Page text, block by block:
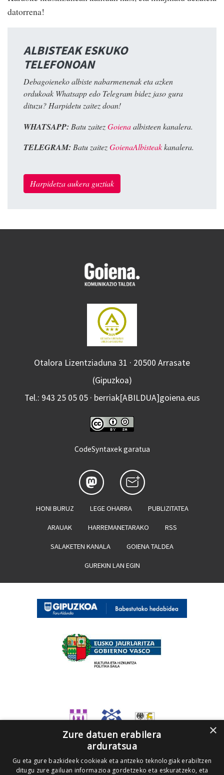
datorrena!
ALBISTEAK ESKUKO
TELEFONOAN
Debagoieneko albiste nabarmenenak eta azken
ordukoak Whatsapp edo Telegram bidez jaso gura
dituzu? Harpidetu zaitez doan!
WHATSAPP: Batu zaitezGoienaalbisteen kanalera.
TELEGRAM: Batu zaitezGoienaAlbisteakkanalera.
Harpidetza aukera guztiak
Otalora Lizentziaduna 31 · 20500 Arrasate
(Gipuzkoa)
Tel.: 943 25 05 05 · berriak[ABILDUA]goiena.eus
CodeSyntaxek garatua
HONI BURUZ LEGE OHARRA PUBLIZITATEA
ARAUAK HARREMANETARAKO RSS
SALAKETEN KANALA GOIENA TALDEA
GUREKIN LAN EGIN
×
Zure datuen erabilera
arduratsua
Gu eta gure bazkideek cookieak eta antzeko teknologiak erabiltzen
ditugu zure gailuan informazioa gordetzeko eta eskuratzeko, eta